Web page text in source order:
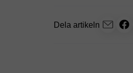
Dela artikeln